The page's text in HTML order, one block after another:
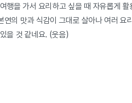
행을 가서 요리하고 싶을 때 자유롭게
의 맛과 식감이 그대로 살아나 여러 요
을 것 같네요. (웃음)